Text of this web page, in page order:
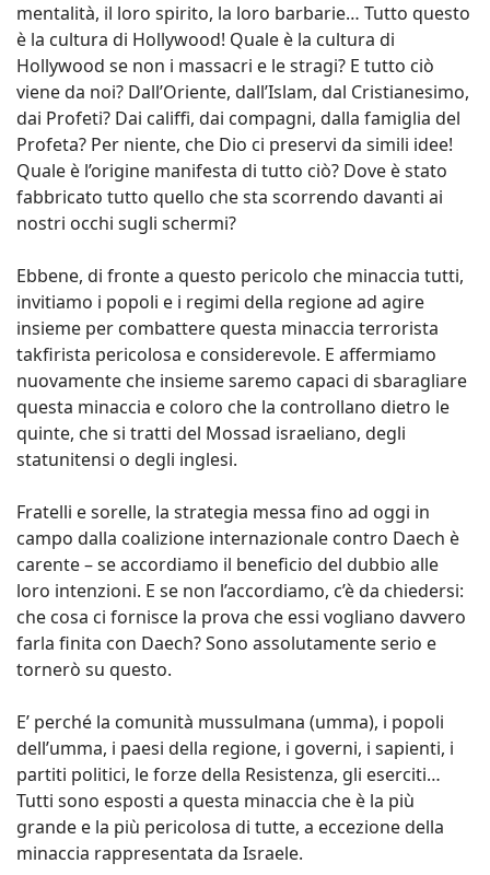
mentalità, il loro spirito, la loro barbarie… Tutto questo
è la cultura di Hollywood! Quale è la cultura di
Hollywood se non i massacri e le stragi? E tutto ciò
viene da noi? Dall’Oriente, dall’Islam, dal Cristianesimo,
dai Profeti? Dai califfi, dai compagni, dalla famiglia del
Profeta? Per niente, che Dio ci preservi da simili idee!
Quale è l’origine manifesta di tutto ciò? Dove è stato
fabbricato tutto quello che sta scorrendo davanti ai
nostri occhi sugli schermi?
Ebbene, di fronte a questo pericolo che minaccia tutti,
invitiamo i popoli e i regimi della regione ad agire
insieme per combattere questa minaccia terrorista
takfirista pericolosa e considerevole. E affermiamo
nuovamente che insieme saremo capaci di sbaragliare
questa minaccia e coloro che la controllano dietro le
quinte, che si tratti del Mossad israeliano, degli
statunitensi o degli inglesi.
Fratelli e sorelle, la strategia messa fino ad oggi in
campo dalla coalizione internazionale contro Daech è
carente – se accordiamo il beneficio del dubbio alle
loro intenzioni. E se non l’accordiamo, c’è da chiedersi:
che cosa ci fornisce la prova che essi vogliano davvero
farla finita con Daech? Sono assolutamente serio e
tornerò su questo.
E’ perché la comunità mussulmana (umma), i popoli
dell’umma, i paesi della regione, i governi, i sapienti, i
partiti politici, le forze della Resistenza, gli eserciti…
Tutti sono esposti a questa minaccia che è la più
grande e la più pericolosa di tutte, a eccezione della
minaccia rappresentata da Israele.